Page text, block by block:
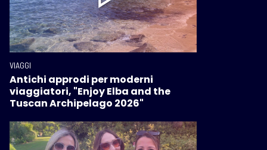
VIAGGI
Antichi approdi per moderni
viaggiatori, "Enjoy Elba and the
Tuscan Archipelago 2026"